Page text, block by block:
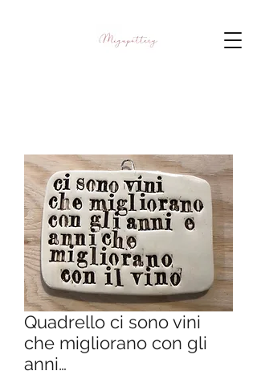
Quadrello ci sono vini
che migliorano con gli
anni…